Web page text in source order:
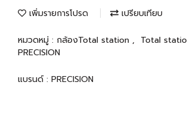
เพิ่มรายการโปรด เปรียบเทียบ
หมวดหมู่ : กล้องTotal station , Total
PRECISION
แบรนด์ : PRECISION